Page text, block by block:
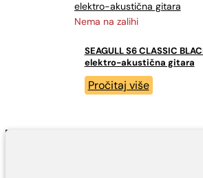
Nema na zalihi
SEAGULL S6 CLASSIC
elektro-akustična gitara
Pročitaj više